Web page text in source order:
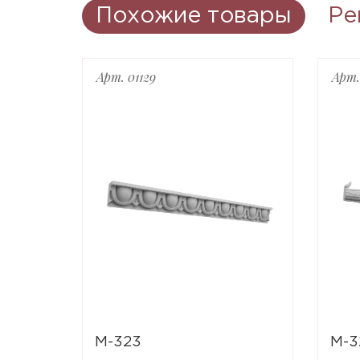
Похожие товары
Арт. 01129
M-323
Арт.
M-